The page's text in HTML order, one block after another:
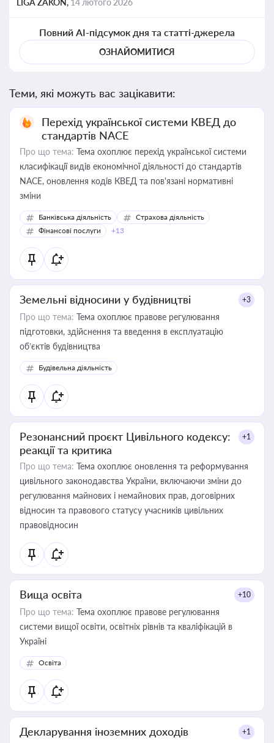
LIGA ZAKON, 14 лютого 2026
Повний AI-підсумок дня та статті-джерела
ОЗНАЙОМИТИСЯ
Теми, які можуть вас зацікавити:
Перехід української системи КВЕД до
стандартів NACE
Про що тема: Тема охоплює перехід української системи
класифікації видів економічної діяльності до стандартів
NACE, оновлення кодів КВЕД та пов'язані нормативні
зміни
Банківська діяльність
Страхова діяльність
Фінансові послуги
+13
Земельні відносини у будівництві +3
Про що тема: Тема охоплює правове регулювання
підготовки, здійснення та введення в експлуатацію
об’єктів будівництва
Будівельна діяльність
Резонансний проєкт Цивільного кодексу:
реакції та критика
+1
Про що тема: Тема охоплює оновлення та реформування
цивільного законодавства України, включаючи зміни до
регулювання майнових і немайнових прав, договірних
відносин та правового статусу учасників цивільних
правовідносин
Вища освіта +10
Про що тема: Тема охоплює правове регулювання
системи вищої освіти, освітніх рівнів та кваліфікацій в
Україні
Освіта
Декларування іноземних доходів +1